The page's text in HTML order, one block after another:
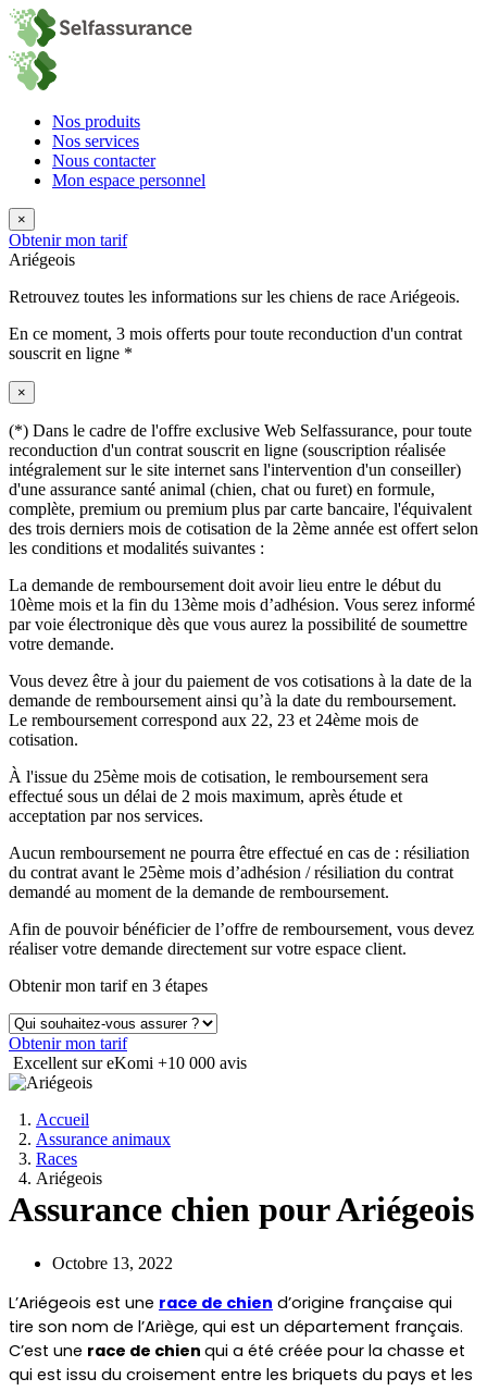
Nos produits
Nos services
Nous contacter
Mon espace personnel
×
Obtenir mon tarif
Ariégeois
Retrouvez toutes les informations sur les chiens de race Ariégeois.
En ce moment, 3 mois offerts pour toute reconduction d'un contrat
souscrit en ligne *
×
(*) Dans le cadre de l'offre exclusive Web Selfassurance, pour toute
reconduction d'un contrat souscrit en ligne (souscription réalisée
intégralement sur le site internet sans l'intervention d'un conseiller)
d'une assurance santé animal (chien, chat ou furet) en formule,
complète, premium ou premium plus par carte bancaire, l'équivalent
des trois derniers mois de cotisation de la 2ème année est offert selon
les conditions et modalités suivantes :
La demande de remboursement doit avoir lieu entre le début du
10ème mois et la fin du 13ème mois d’adhésion. Vous serez informé
par voie électronique dès que vous aurez la possibilité de soumettre
votre demande.
Vous devez être à jour du paiement de vos cotisations à la date de la
demande de remboursement ainsi qu’à la date du remboursement.
Le remboursement correspond aux 22, 23 et 24ème mois de
cotisation.
À l'issue du 25ème mois de cotisation, le remboursement sera
effectué sous un délai de 2 mois maximum, après étude et
acceptation par nos services.
Aucun remboursement ne pourra être effectué en cas de : résiliation
du contrat avant le 25ème mois d’adhésion / résiliation du contrat
demandé au moment de la demande de remboursement.
Afin de pouvoir bénéficier de l’offre de remboursement, vous devez
réaliser votre demande directement sur votre espace client.
Obtenir mon tarif en 3 étapes
Obtenir mon tarif
Excellent sur eKomi +10 000 avis
Accueil
Assurance animaux
Races
Ariégeois
Assurance chien pour Ariégeois
Octobre 13, 2022
L’Ariégeois est une race de chien d’origine française qui
tire son nom de l’Ariège, qui est un département français.
C’est une race de chien qui a été créée pour la chasse et
qui est issu du croisement entre les briquets du pays et les